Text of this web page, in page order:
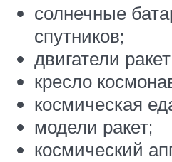
солнечные
спутников;
двигатели
кресло
космическая
модели ракет;
космический